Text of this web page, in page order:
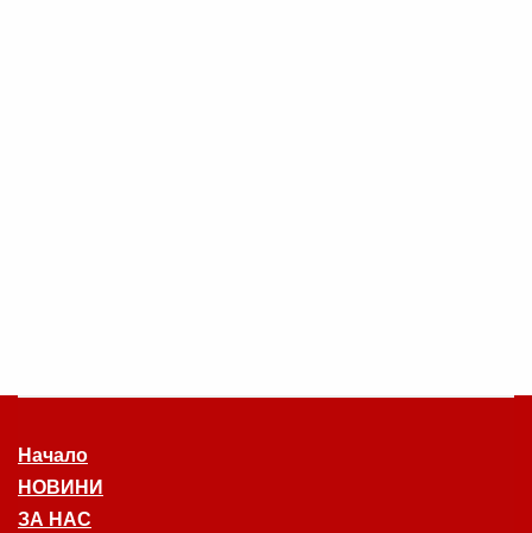
Начало
НОВИНИ
ЗА НАС